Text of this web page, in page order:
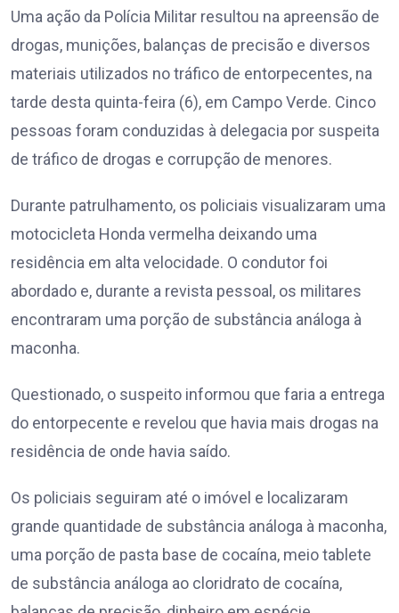
Uma ação da Polícia Militar resultou na apreensão de
drogas, munições, balanças de precisão e diversos
materiais utilizados no tráfico de entorpecentes, na
tarde desta quinta-feira (6), em Campo Verde. Cinco
pessoas foram conduzidas à delegacia por suspeita
de tráfico de drogas e corrupção de menores.
Durante patrulhamento, os policiais visualizaram uma
motocicleta Honda vermelha deixando uma
residência em alta velocidade. O condutor foi
abordado e, durante a revista pessoal, os militares
encontraram uma porção de substância análoga à
maconha.
Questionado, o suspeito informou que faria a entrega
do entorpecente e revelou que havia mais drogas na
residência de onde havia saído.
Os policiais seguiram até o imóvel e localizaram
grande quantidade de substância análoga à maconha,
uma porção de pasta base de cocaína, meio tablete
de substância análoga ao cloridrato de cocaína,